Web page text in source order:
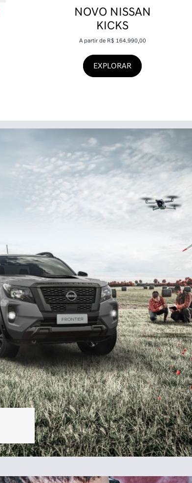
NOVO NISSAN
KICKS
A partir de R$ 164.990,00
EXPLORAR